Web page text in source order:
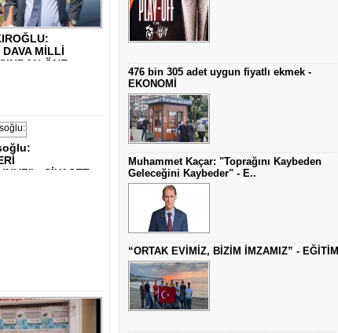
476 bin 305 adet uygun fiyatlı ekmek -
EKONOMİ
Muhammet Kaçar: "Toprağını Kaybeden
Geleceğini Kaybeder" - E..
“ORTAK EVİMİZ, BİZİM İMZAMIZ” - EĞİTİM
MİLLİ
ÖNE..
- SİYASET..